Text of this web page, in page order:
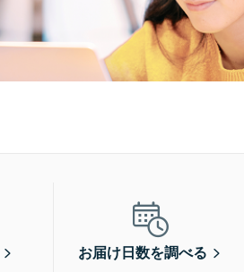
お届け日数を調べる